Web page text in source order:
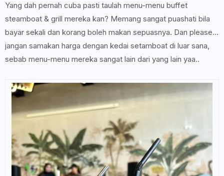
Yang dah pernah cuba pasti taulah menu-menu buffet
steamboat & grill mereka kan? Memang sangat puashati bila
bayar sekali dan korang boleh makan sepuasnya. Dan please...
jangan samakan harga dengan kedai setamboat di luar sana,
sebab menu-menu mereka sangat lain dari yang lain yaa..